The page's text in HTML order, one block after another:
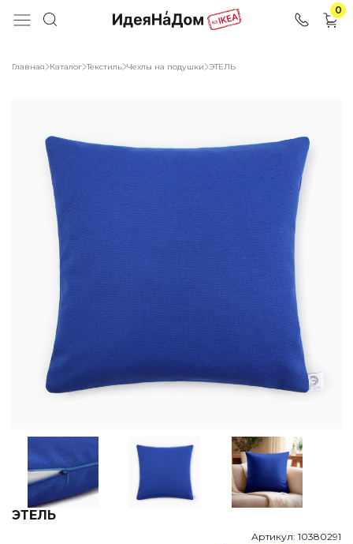
0
Главная Каталог Текстиль Чехлы на подушки ЭТЕЛЬ
ЭТЕЛЬ
Артикул: 10380291